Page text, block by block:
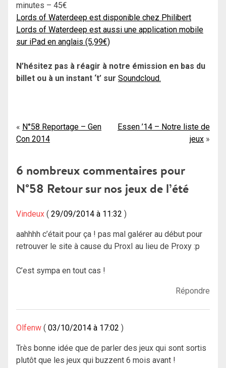
minutes – 45€
Lords of Waterdeep est disponible chez Philibert
Lords of Waterdeep est aussi une application mobile
sur iPad en anglais (5,99€)
N’hésitez pas à réagir à notre émission en bas du
billet ou à un instant ‘t’ sur Soundcloud.
Navigation
de
l’article
N°58 Reportage – Gen
Con 2014
Essen ’14 – Notre liste de
jeux
6 nombreux commentaires pour
N°58 Retour sur nos jeux de l’été
Vindeux 29/09/2014 à 11:32
aahhhh c’était pour ça ! pas mal galérer au début pour
retrouver le site à cause du ProxI au lieu de Proxy :p
C’est sympa en tout cas !
Répondre
Olfenw 03/10/2014 à 17:02
Très bonne idée que de parler des jeux qui sont sortis
plutôt que les jeux qui buzzent 6 mois avant !